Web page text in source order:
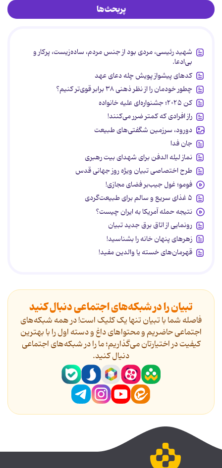
پربحث‌ها
شهید رئیسی، مردی بود از جنس مردم، ساده‌زیست، پرکار و
بی‌ادعا.
کدهای پیشواز پویش چله دعای عهد
چطور خودمان را از نظر ذهنی ۳۸ برابر قوی‌تر کنیم؟
کن ۲۰۲۵؛ جشنواره‌ای علیه خانواده
راز افرادی که کمتر ضرر می‌کنند!
دورود، سرزمین شگفتی‌های طبیعت
جان فدا
نماز لیله الدفن برای شهدای بیت رهبری
طرح اختصاصی تبیان ویژه روز جهانی قدس
فومو؛ غول جیب‌بر فضای مجازی!
۵ غذای سریع و سالم برای طبیعت‌گردی
نتیجه حمله آمریکا به ایران چیست؟
رونمایی از اتاق برق جدید تبیان
زهرهای پنهان خانه را بشناسید!
قهرمان‌های خسته یا والدین مفید!
تبیان را در شبکه‌های اجتماعی دنبال کنید
فاصله شما با تبیان تنها یک کلیک است! در همه شبکه‌های
اجتماعی حاضریم و محتواهای داغ و دسته اول را با بهترین
کیفیت در اختیارتان می‌گذاریم؛ ما را در شبکه‌های اجتماعی
دنیال کنید.